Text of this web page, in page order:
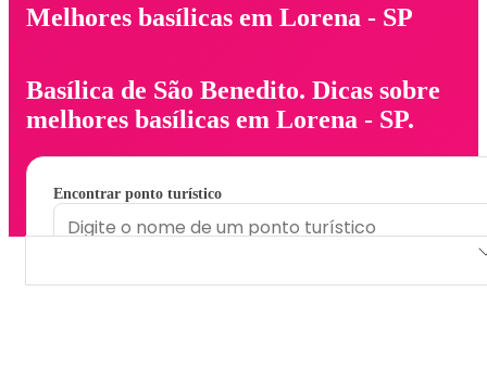
Melhores basílicas em Lorena - SP
Basílica de São Benedito. Dicas sobre
melhores basílicas em Lorena - SP.
Encontrar ponto turístico